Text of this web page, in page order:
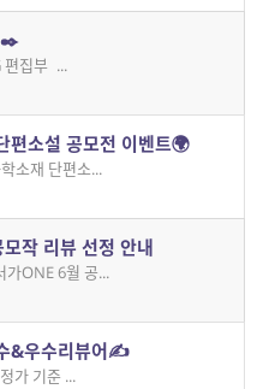
✒️
집부 ...
편소설 공모전 이벤트🌍
소재 단편소...
작 리뷰 선정 안내
ONE 6월 공...
&우수리뷰어✍️
가 기준 ...